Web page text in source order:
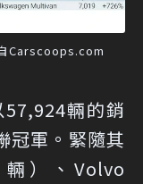
Carscoops.com
輛的銷
冠軍。緊隨其
）、Volvo